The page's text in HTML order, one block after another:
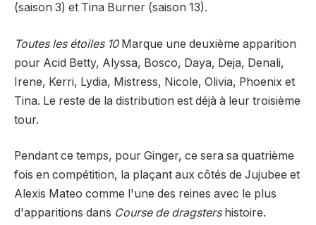
(saison 3) et Tina Burner (saison 13).
Toutes les étoiles 10Marque une deuxième apparition
pour Acid Betty, Alyssa, Bosco, Daya, Deja, Denali,
Irene, Kerri, Lydia, Mistress, Nicole, Olivia, Phoenix et
Tina. Le reste de la distribution est déjà à leur troisième
tour.
Pendant ce temps, pour Ginger, ce sera sa quatrième
fois en compétition, la plaçant aux côtés de Jujubee et
Alexis Mateo comme l'une des reines avec le plus
d'apparitions dans Course de dragstershistoire.